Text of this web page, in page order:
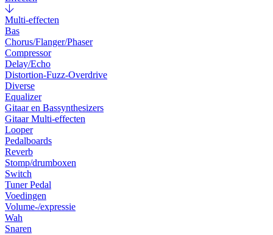
Multi-effecten
Bas
Chorus/Flanger/Phaser
Compressor
Delay/Echo
Distortion-Fuzz-Overdrive
Diverse
Equalizer
Gitaar en Bassynthesizers
Gitaar Multi-effecten
Looper
Pedalboards
Reverb
Stomp/drumboxen
Switch
Tuner Pedal
Voedingen
Volume-/expressie
Wah
Snaren